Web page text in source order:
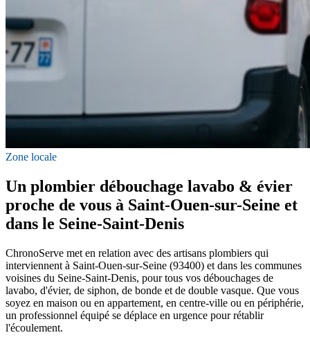
Zone locale
Un plombier débouchage lavabo & évier
proche de vous à Saint-Ouen-sur-Seine et
dans le Seine-Saint-Denis
ChronoServe met en relation avec des artisans plombiers qui
interviennent à Saint-Ouen-sur-Seine (93400) et dans les communes
voisines du Seine-Saint-Denis, pour tous vos débouchages de
lavabo, d'évier, de siphon, de bonde et de double vasque. Que vous
soyez en maison ou en appartement, en centre-ville ou en périphérie,
un professionnel équipé se déplace en urgence pour rétablir
l'écoulement.